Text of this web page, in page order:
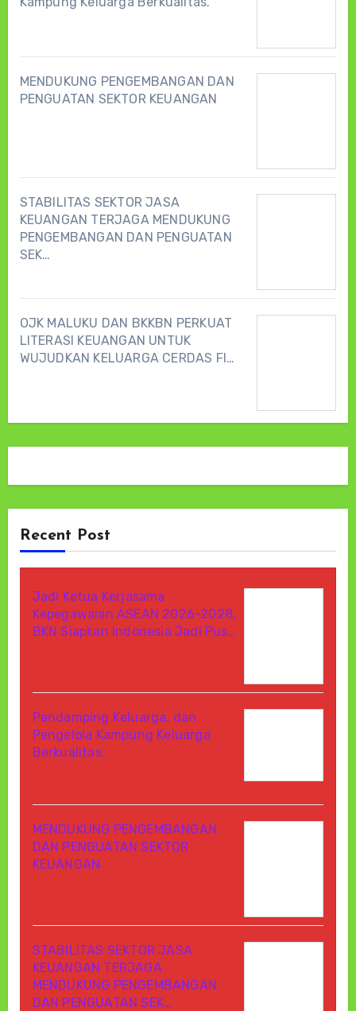
MENDUKUNG PENGEMBANGAN DAN
PENGUATAN SEKTOR KEUANGAN
STABILITAS SEKTOR JASA
KEUANGAN TERJAGA MENDUKUNG
PENGEMBANGAN DAN PENGUATAN
SEK…
OJK MALUKU DAN BKKBN PERKUAT
LITERASI KEUANGAN UNTUK
WUJUDKAN KELUARGA CERDAS FI…
Recent Post
Jadi Ketua Kerjasama
Kepegawaian ASEAN 2026-2028,
BKN Siapkan Indonesia Jadi Pus…
Pendamping Keluarga, dan
Pengelola Kampung Keluarga
Berkualitas.
MENDUKUNG PENGEMBANGAN
DAN PENGUATAN SEKTOR
KEUANGAN
STABILITAS SEKTOR JASA
KEUANGAN TERJAGA
MENDUKUNG PENGEMBANGAN
DAN PENGUATAN SEK…